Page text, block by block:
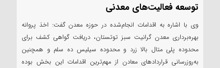
توسعه فعالیت‌های معدنی
وی با اشاره به اقدامات انجام‌شده در حوزه معدن گفت: اخذ پروانه
بهره‌برداری معدن گرانیت سبز توتستان، دریافت گواهی کشف برای
محدوده پلی متال بالا زرد و محدوده سیلیس ده سلم و همچنین
به‌روزرسانی قرارداد‌های معادن از مهم‌ترین اقدامات این بخش بوده